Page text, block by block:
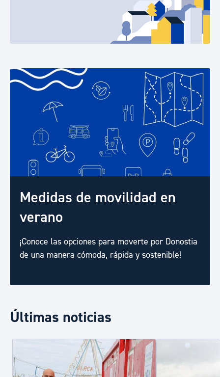
Medidas de movilidad en
verano
¡Conoce las opciones para moverte por Donostia
de una manera cómoda, rápida y sostenible!
Últimas noticias